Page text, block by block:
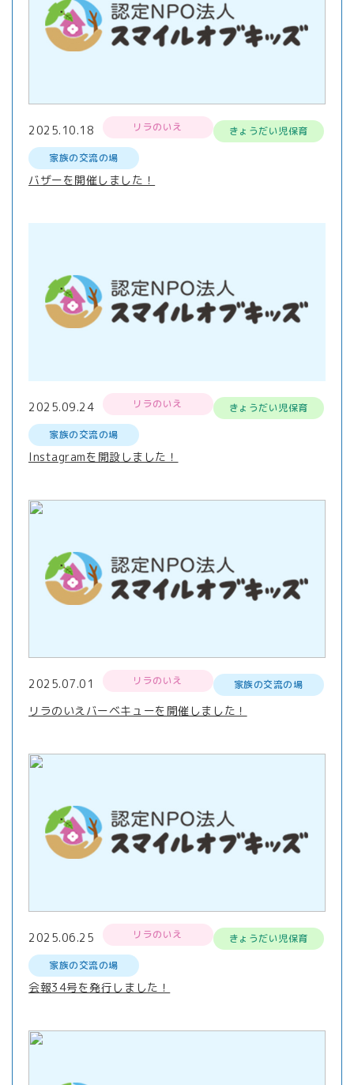
2025.10.18 リラのいえ
きょうだい児保育
家族の交流の場
バザーを開催しました！
2025.09.24 リラのいえ
きょうだい児保育
家族の交流の場
Instagramを開設しました！
2025.07.01 リラのいえ 家族の交流の場
リラのいえバーベキューを開催しました！
2025.06.25 リラのいえ
きょうだい児保育
家族の交流の場
会報34号を発行しました！